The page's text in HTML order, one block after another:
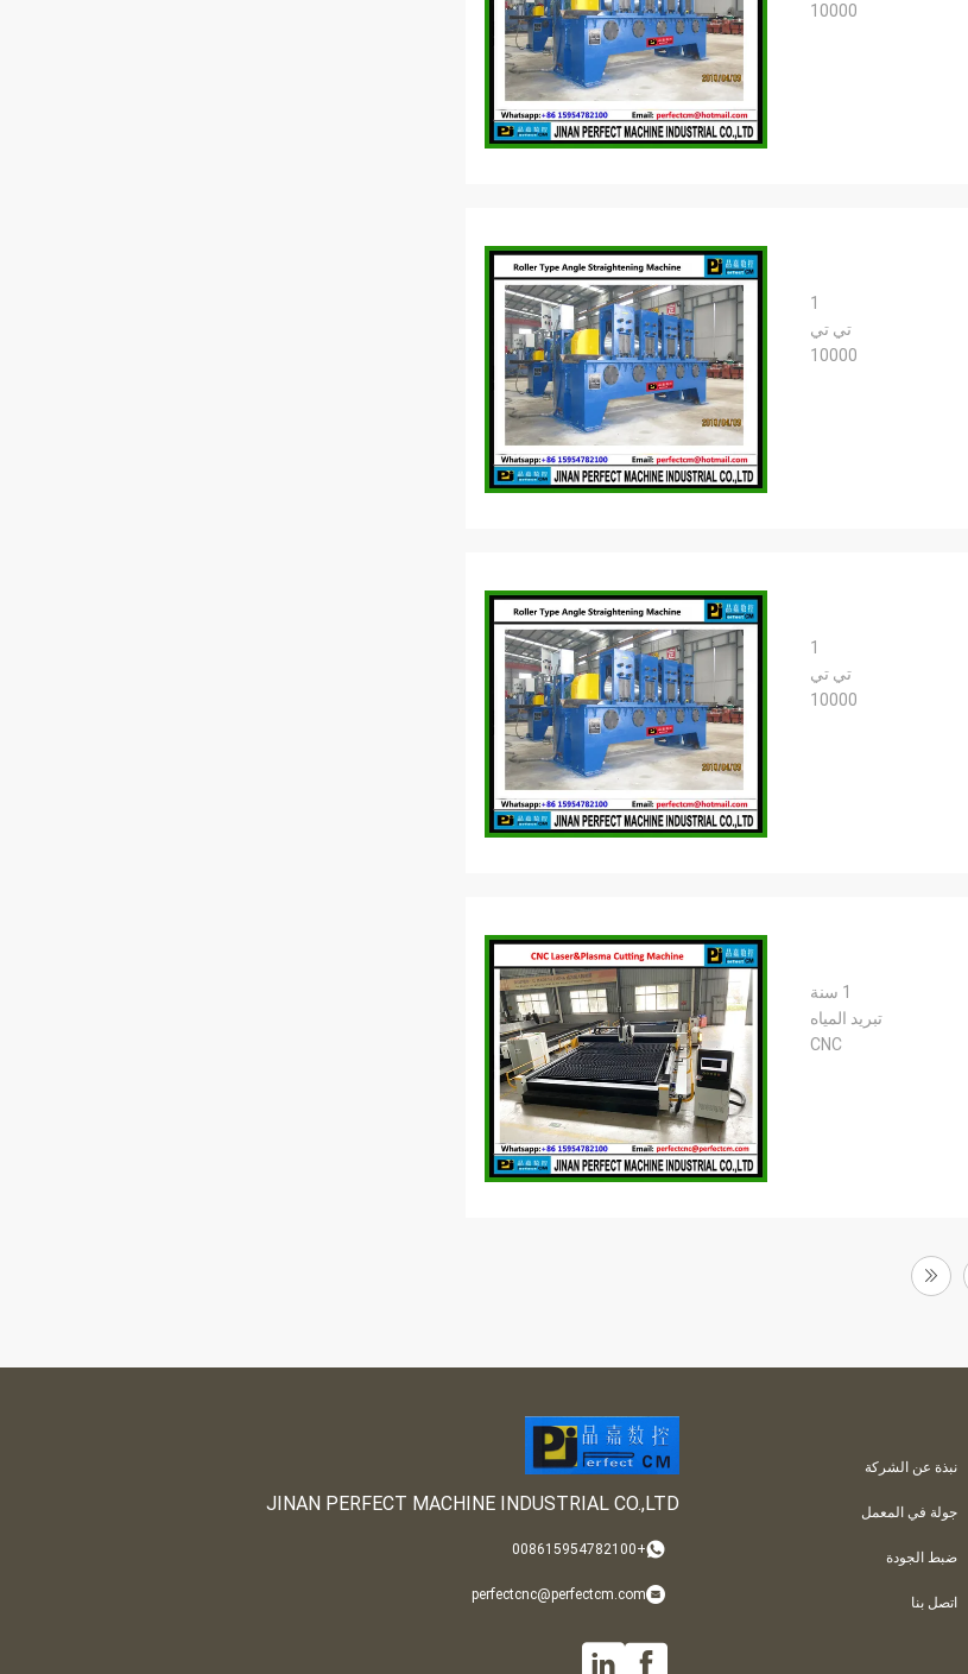
10000
1
تي تي
10000
1
تي تي
10000
1 سنة
تبريد المياه
CNC
JINAN PERFECT MACHINE INDUSTRIAL CO.,LTD
+008615954782100
perfectcnc@perfectcm.com
نبذة عن الشركة
جولة في المعمل
ضبط الجودة
اتصل بنا